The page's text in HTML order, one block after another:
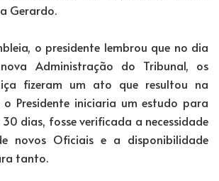
Gerardo.
o presidente lembrou que no dia
Administração do Tribunal, os
fizeram um ato que resultou na
Presidente iniciaria um estudo para
dias, fosse verificada a necessidade
novos Oficiais e a disponibilidade
tanto.